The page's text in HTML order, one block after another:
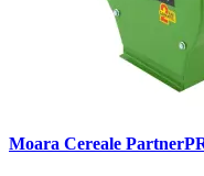
Moara Cereale